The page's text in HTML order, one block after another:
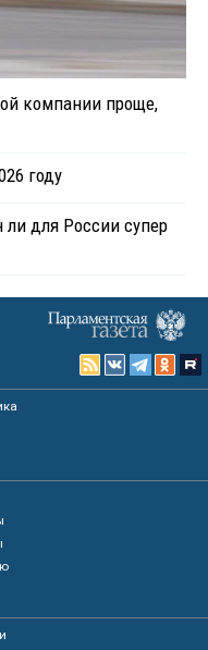
компании проще,
году
для России супер